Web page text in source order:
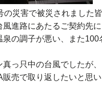
の災害で被災されました
進路にあたるご契約先に
の調子が悪い、また
っ只中の台風でしたが
販売で取り返したいと思